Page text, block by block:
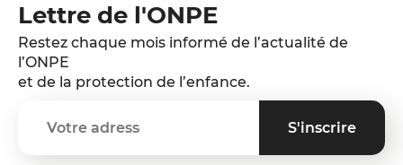
Lettre de l'ONPE
Restez chaque mois informé de l’actualité de
l’ONPE
et de la protection de l’enfance.